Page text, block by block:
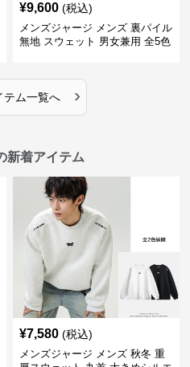
¥9,600 (税込)
メンズジャージ メンズ 裏パイル
無地 スウェット 男女兼用 全5色
テム一覧へ ›
新着アイテム
¥7,580 (税込)
メンズジャージ メンズ 秋冬 重